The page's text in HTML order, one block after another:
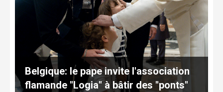
Belgique: le pape invite l'association
flamande "Logia" à bâtir des "ponts"